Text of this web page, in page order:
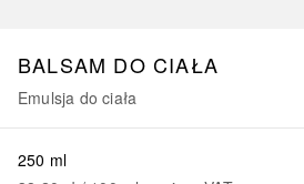
BALSAM DO CIAŁA
Emulsja do ciała
250 ml